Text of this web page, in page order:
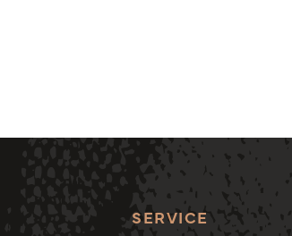
SERVICE